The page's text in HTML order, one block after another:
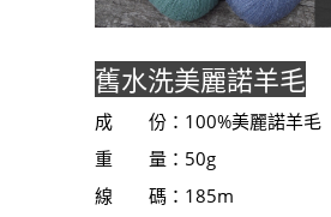
舊水洗美麗諾羊毛
成 份：100%美麗諾羊毛
重 量：50g
線 碼：185m